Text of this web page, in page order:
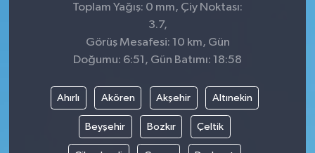
Toplam Yağış: 0 mm, Çiy Noktası:
3.7,
Görüş Mesafesi: 10 km, Gün
Doğumu: 6:51, Gün Batımı: 18:58
Ahırlı Akören Akşehir Altınekin
Beyşehir Bozkır Çeltik